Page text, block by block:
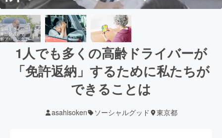
1人でも多くの高齢ドライバーが
「免許返納」するために私たちが
できることは
asahisoken ソーシャルグッド 東京都